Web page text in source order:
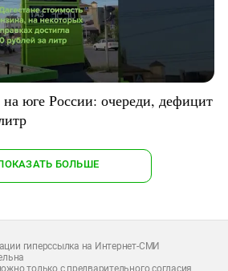
юге России: очереди, дефицит
БОЛЬШЕ
гиперссылка на Интернет-СМИ
только с предварительного согласия